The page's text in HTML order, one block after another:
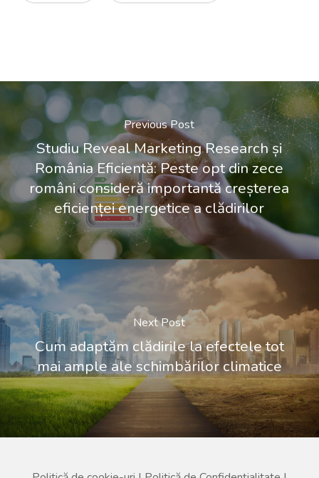
Previous Post
Studiu Reveal Marketing Research și
România Eficientă: Peste opt din zece
români consideră importantă creșterea
eficienței energetice a clădirilor
Next Post
Cum adaptăm clădirile la efectele tot
mai ample ale schimbărilor climatice